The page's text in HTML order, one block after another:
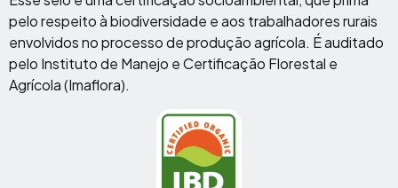
pelo respeito à biodiversidade e aos trabalhadores rurais
envolvidos no processo de produção agrícola. É auditado
pelo Instituto de Manejo e Certificação Florestal e
Agrícola (Imaflora).